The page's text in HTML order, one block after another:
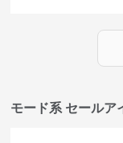
モード系 セールア